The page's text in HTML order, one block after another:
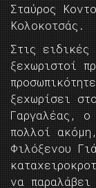
Σταύρος
Κολοκοτσάς.
Στις ειδικές
ξεχωριστοί
ξεχωρίσει
Γαργαλέας, ο
πολλοί
Φιλόξενου
να